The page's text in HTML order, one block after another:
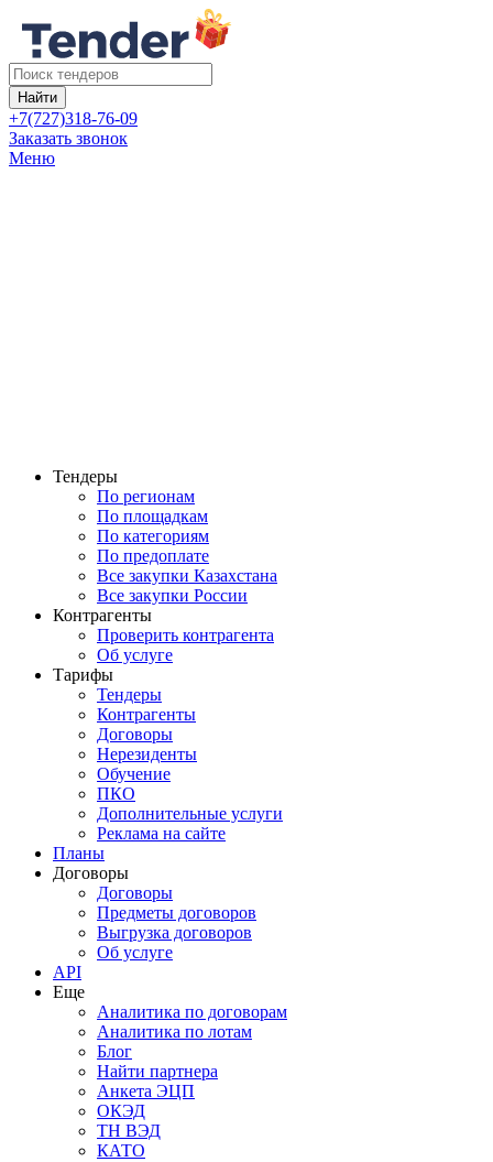
Найти
+7(727)318-76-09
Заказать звонок
Меню
Тендеры
По регионам
По площадкам
По категориям
По предоплате
Все закупки Казахстана
Все закупки России
Контрагенты
Проверить контрагента
Об услуге
Тарифы
Тендеры
Контрагенты
Договоры
Нерезиденты
Обучение
ПКО
Дополнительные услуги
Реклама на сайте
Планы
Договоры
Договоры
Предметы договоров
Выгрузка договоров
Об услуге
API
Еще
Аналитика по договорам
Аналитика по лотам
Блог
Найти партнера
Анкета ЭЦП
ОКЭД
ТН ВЭД
КАТО